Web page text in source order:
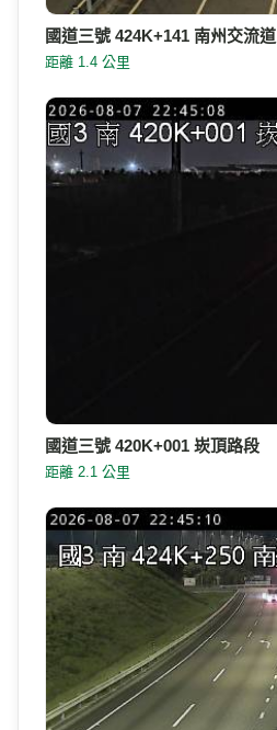
國道三號 424K+141 南州交流道
距離 1.4 公里
國道三號 420K+001 崁頂路段
距離 2.1 公里